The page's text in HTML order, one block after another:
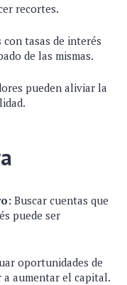
recortes.
tasas de interés
de las mismas.
pueden aliviar la
Buscar cuentas que
puede ser
oportunidades de
a aumentar el capital.